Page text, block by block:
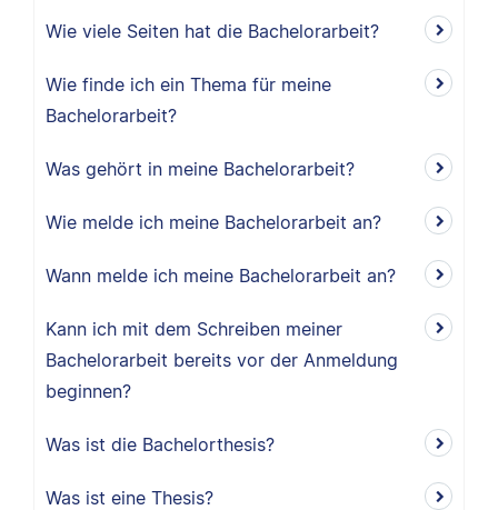
Wie viele Seiten hat die Bachelorarbeit?
Wie finde ich ein Thema für meine
Bachelorarbeit?
Was gehört in meine Bachelorarbeit?
Wie melde ich meine Bachelorarbeit an?
Wann melde ich meine Bachelorarbeit an?
Kann ich mit dem Schreiben meiner
Bachelorarbeit bereits vor der Anmeldung
beginnen?
Was ist die Bachelorthesis?
Was ist eine Thesis?